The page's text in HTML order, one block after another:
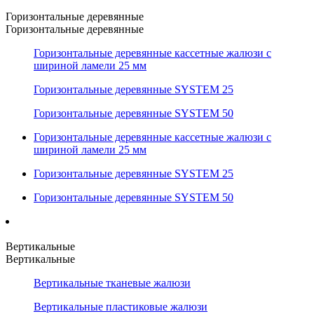
Горизонтальные деревянные
Горизонтальные деревянные
Горизонтальные деревянные кассетные жалюзи с
шириной ламели 25 мм
Горизонтальные деревянные SYSTEM 25
Горизонтальные деревянные SYSTEM 50
Горизонтальные деревянные кассетные жалюзи с
шириной ламели 25 мм
Горизонтальные деревянные SYSTEM 25
Горизонтальные деревянные SYSTEM 50
Вертикальные
Вертикальные
Вертикальные тканевые жалюзи
Вертикальные пластиковые жалюзи